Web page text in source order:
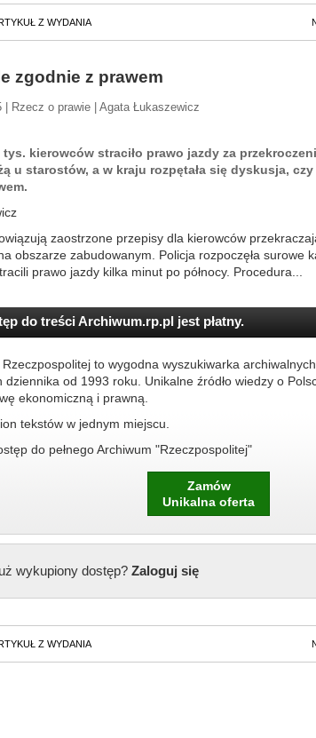
Z WYDANIA
zgodnie z prawem
| Rzecz o prawie | Agata Łukaszewicz
tys. kierowców straciło prawo jazdy za
u starostów, a w kraju rozpętała się dyskusja,
zaostrzone przepisy dla kierowców
obszarze zabudowanym. Policja rozpoczęła surowe
prawo jazdy kilka minut po północy. Procedura
do treści Archiwum.rp.pl jest płatny.
to wygodna wyszukiwarka
dziennika od 1993 roku. Unikalne źródło wiedzy o
ekonomiczną i prawną.
tekstów w jednym miejscu.
do pełnego Archiwum "Rzeczpospolitej"
Zamów
Unikalna oferta
wykupiony dostęp?Zaloguj się
Z WYDANIA